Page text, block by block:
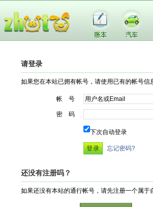
请登录
如果您在本站已拥有帐号，请使用已有的帐号
帐 号
密 码
下次自动登录
忘记密码?
还没有注册吗？
如果还没有本站的通行帐号，请先注册一个属于